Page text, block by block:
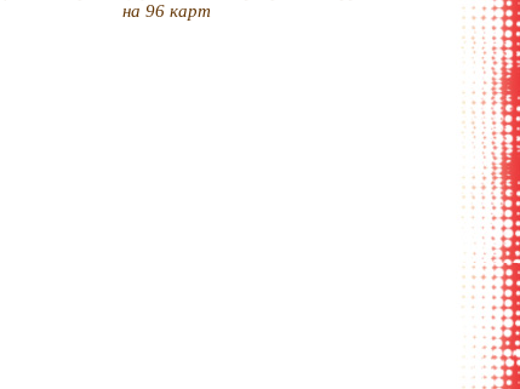
на 96 карт